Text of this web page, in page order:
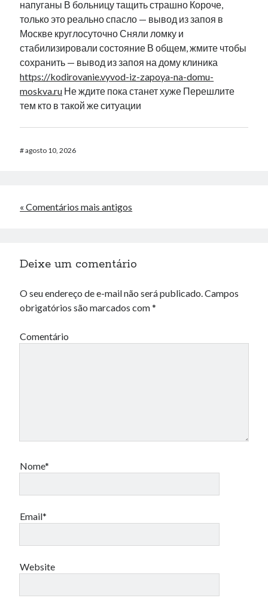
напуганы В больницу тащить страшно Короче,
только это реально спасло — вывод из запоя в
Москве круглосуточно Сняли ломку и
стабилизировали состояние В общем, жмите чтобы
сохранить — вывод из запоя на дому клиника
https://kodirovanie.vyvod-iz-zapoya-na-domu-
moskva.ru Не ждите пока станет хуже Перешлите
тем кто в такой же ситуации
#agosto 10, 2026
« Comentários mais antigos
Deixe um comentário
O seu endereço de e-mail não será publicado.Campos
obrigatórios são marcados com*
Comentário
Nome*
Email*
Website